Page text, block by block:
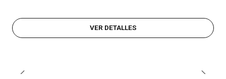
VER DETALLES